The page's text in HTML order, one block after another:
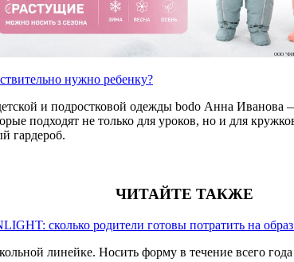
ООО
нужно ребенку?
и подростковой одежды bodo Анна
подходят не только для уроков, но и для
гардероб.
ЧИТАЙТЕ ТАКЖЕ
сколько родители готовы потратить на
линейке. Носить форму в течение всего